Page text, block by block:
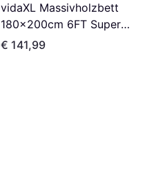
vidaXL Massivholzbett
180x200cm 6FT Super
Bettrahmen
€ 141,99